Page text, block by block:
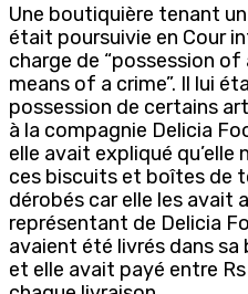
Une boutiquière tenant
était poursuivie en Cour
charge de “possession
means of a crime”. Il lui
possession de certains
à la compagnie Delicia
elle avait expliqué qu’elle
ces biscuits et boîtes de
dérobés car elle les avait
représentant de Delicia
avaient été livrés dans
et elle avait payé entre